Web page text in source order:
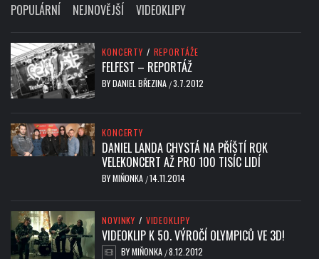
POPULÁRNÍ NEJNOVĚJŠÍ VIDEOKLIPY
KONCERTY / REPORTÁŽE
FELFEST – REPORTÁŽ
BYDANIEL BŘEZINA /3.7.2012
KONCERTY
DANIEL LANDA CHYSTÁ NA PŘÍŠTÍ ROK
VELEKONCERT AŽ PRO 100 TISÍC LIDÍ
BYMIŇONKA /14.11.2014
NOVINKY / VIDEOKLIPY
VIDEOKLIP K 50. VÝROČÍ OLYMPICŮ VE 3D!
BYMIŇONKA /8.12.2012